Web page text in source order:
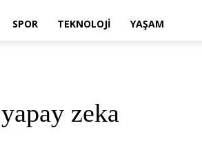
SPOR TEKNOLOJI YAŞAM
zeka